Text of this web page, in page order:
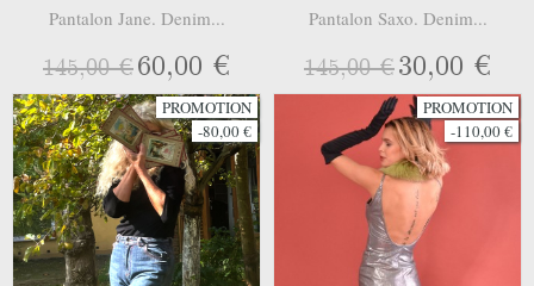
Pantalon Jane. Denim...
145,00 €60,00 €
Pantalon Saxo. Denim...
145,00 €30,00 €
PROMOTION
-80,00 €
PROMOTION
-110,00 €